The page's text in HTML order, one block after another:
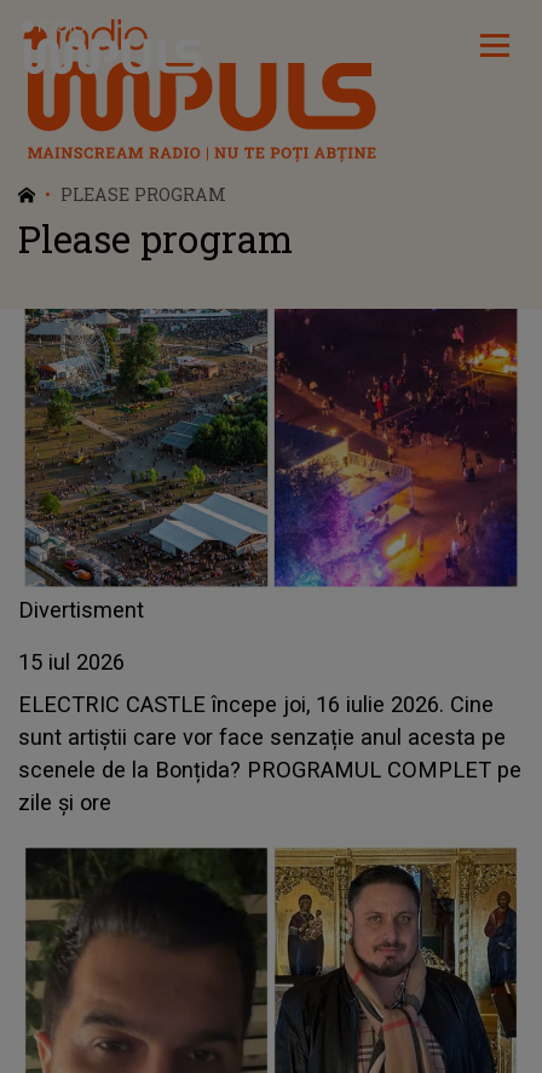
Radio Impuls
PLEASE PROGRAM
Please program
Divertisment
15 iul 2026
ELECTRIC CASTLE începe joi, 16 iulie 2026. Cine
sunt artiștii care vor face senzație anul acesta pe
scenele de la Bonțida? PROGRAMUL COMPLET pe
zile și ore